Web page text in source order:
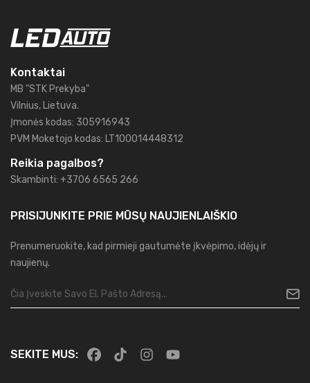
Kontaktai
MB "STK Prekyba"
Vilnius, Lietuva.
Įmonės kodas: 305916943
PVM Moketojo kodas: LT100014448312
Reikia pagalbos?
Skambinti: +3706 6565 266
PRISIJUNKITE PRIE MŪSŲ NAUJIENLAIŠKIO
Prenumeruokite, kad pirmieji gautumėte įkvėpimo, idėjų ir
naujienų.
SEKITE MUS: